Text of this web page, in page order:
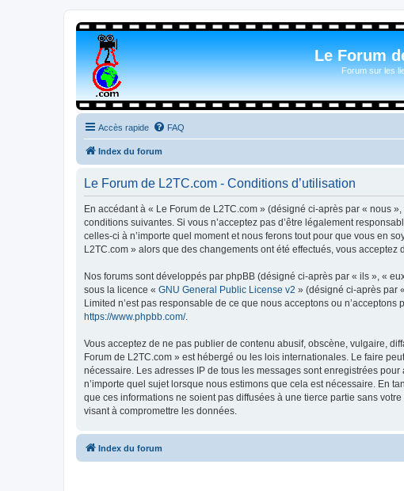
Le Forum
Forum sur les
Accès rapide FAQ
Index du forum
Le Forum de L2TC.com - Conditions d’utilisation
En accédant à « Le Forum de L2TC.com » (désigné ci-après par « nous
conditions suivantes. Si vous n’acceptez pas d’être légalement
celles-ci à n’importe quel moment et nous ferons tout pour que vous en
L2TC.com » alors que des changements ont été effectués, vous
Nos forums sont développés par phpBB (désigné ci-après par « ils », «
sous la licence « GNU General Public License v2 » (désigné ci-après par
Limited n’est pas responsable de ce que nous acceptons ou
https://www.phpbb.com/.
Vous acceptez de ne pas publier de contenu abusif, obscène, vulgaire,
Forum de L2TC.com » est hébergé ou les lois internationales. Le faire
nécessaire. Les adresses IP de tous les messages sont enregistrées
n’importe quel sujet lorsque nous estimons que cela est nécessaire. En
que ces informations ne soient pas diffusées à une tierce partie sans
visant à compromettre les données.
Index du forum